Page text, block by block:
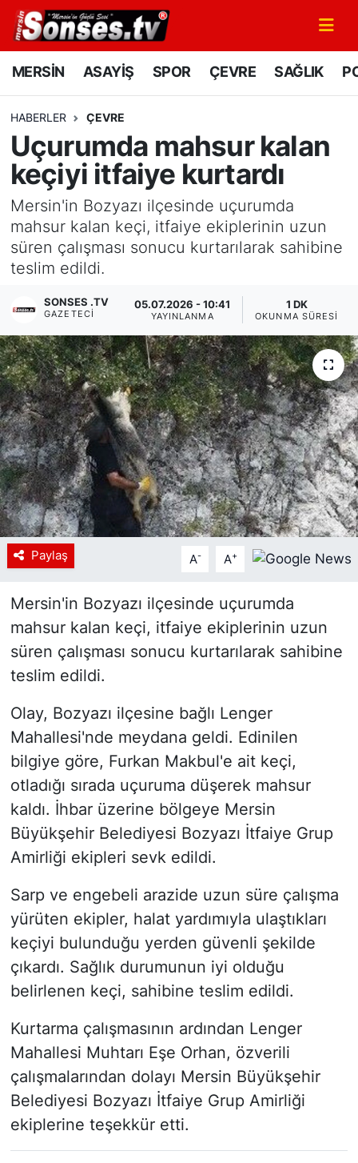
MERSİN ASAYİŞ SPOR ÇEVRE SAĞLIK
HABERLER ÇEVRE
Uçurumda mahsur kalan
keçiyi itfaiye kurtardı
Mersin'in Bozyazı ilçesinde uçurumda
mahsur kalan keçi, itfaiye ekiplerinin uzun
süren çalışması sonucu kurtarılarak sahibine
teslim edildi.
SONSES .TV
GAZETECI
05.07.2026 - 10:41
YAYINLANMA
1 DK
OKUNMA SÜRESI
Paylaş A- A+
Mersin'in Bozyazı ilçesinde uçurumda
mahsur kalan keçi, itfaiye ekiplerinin uzun
süren çalışması sonucu kurtarılarak sahibine
teslim edildi.
Olay, Bozyazı ilçesine bağlı Lenger
Mahallesi'nde meydana geldi. Edinilen
bilgiye göre, Furkan Makbul'e ait keçi,
otladığı sırada uçuruma düşerek mahsur
kaldı. İhbar üzerine bölgeye Mersin
Büyükşehir Belediyesi Bozyazı İtfaiye Grup
Amirliği ekipleri sevk edildi.
Sarp ve engebeli arazide uzun süre çalışma
yürüten ekipler, halat yardımıyla ulaştıkları
keçiyi bulunduğu yerden güvenli şekilde
çıkardı. Sağlık durumunun iyi olduğu
belirlenen keçi, sahibine teslim edildi.
Kurtarma çalışmasının ardından Lenger
Mahallesi Muhtarı Eşe Orhan, özverili
çalışmalarından dolayı Mersin Büyükşehir
Belediyesi Bozyazı İtfaiye Grup Amirliği
ekiplerine teşekkür etti.
MERSİN
SPOR
GÜNÜN MANŞETİ
DÜNYA
KÜLTÜR - SANAT
MAGAZİN
SAĞLIK
Siyaset
YEREL HABER
Haberde insan
Tanıtım
Mersin Nöbetçi Eczaneler
Mersin Namaz Vakitleri
Mersin Trafik Yoğunluk Haritası
Süper Lig Puan Durumu ve Fikstür
Tüm Manşetler
Son Dakika Haberleri
Haber Arşivi